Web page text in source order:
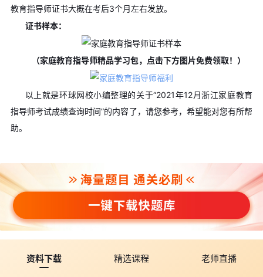
教育指导师证书大概在考后3个月左右发放。
证书样本：
（家庭教育指导师精品学习包，点击下方图片免费领取！）
以上就是环球网校小编整理的关于“2021年12月浙江家庭教育
指导师考试成绩查询时间”的内容了，请您参考，希望能对您有所帮
助。
资料下载 精选课程 老师直播